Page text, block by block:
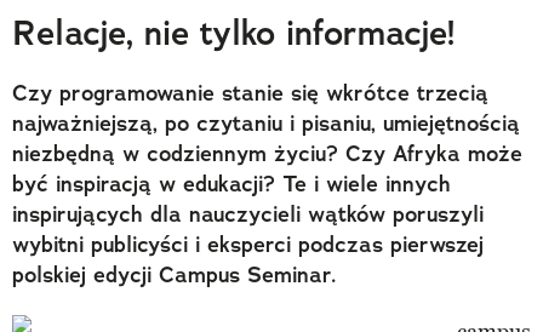
Trendbook Podróżniczy
Polecane
Relacje, nie tylko informacje!
Czy programowanie stanie się wkrótce trzecią
najważniejszą, po czytaniu i pisaniu, umiejętnością
niezbędną w codziennym życiu? Czy Afryka może
być inspiracją w edukacji? Te i wiele innych
inspirujących dla nauczycieli wątków poruszyli
wybitni publicyści i eksperci podczas pierwszej
polskiej edycji Campus Seminar.